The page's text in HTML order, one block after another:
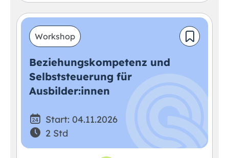
Workshop
Beziehungskompetenz und
Selbststeuerung für
Ausbilder:innen
Start: 04.11.2026
2 Std